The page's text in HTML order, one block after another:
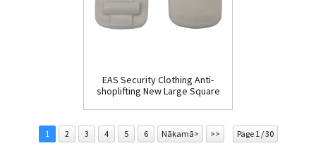
EAS Security Clothing Anti-
shoplifting New Large Square
1 2 3 4 5 6 Nākamā> >> Page 1 / 30